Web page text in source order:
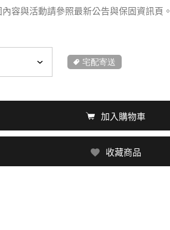
容與活動請參照最新公告與保固資訊頁。
宅配寄送
加入購物車
收藏商品